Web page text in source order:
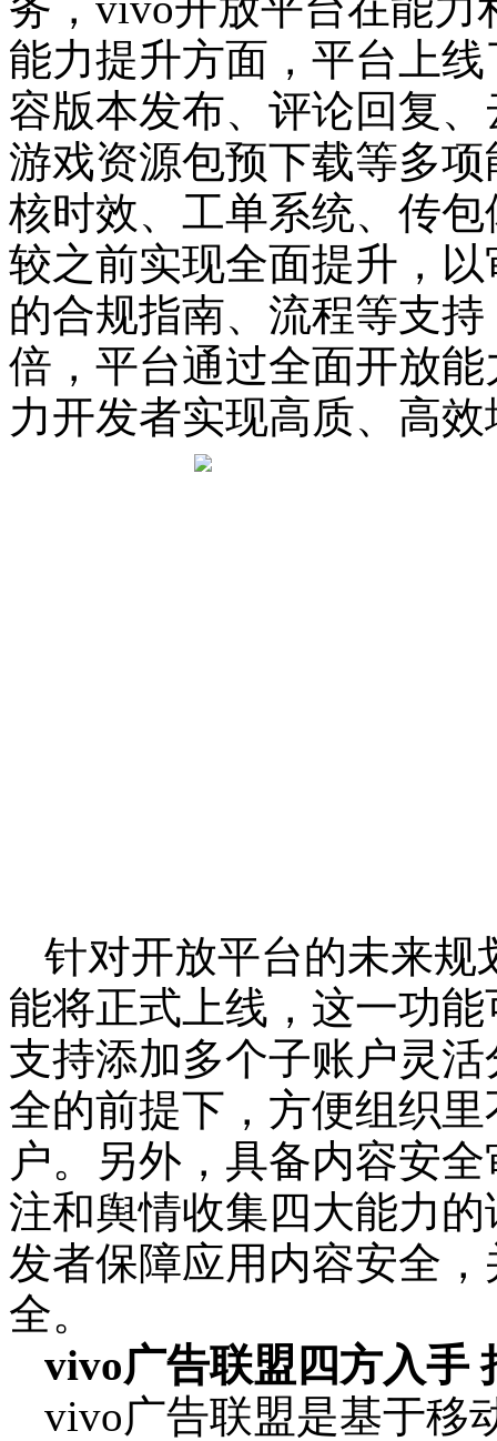
能力提升方面，平台上
容版本发布、评论回复
游戏资源包预下载等多
核时效、工单系统、传
较之前实现全面提升，
的合规指南、流程等支
倍，平台通过全面开放
力开发者实现高质、高
针对开放平台的未来规
能将正式上线，这一功
支持添加多个子账户灵
全的前提下，方便组织
户。另外，具备内容安
注和舆情收集四大能力
发者保障应用内容安全
全。
vivo广告联盟四方入手
vivo广告联盟是基于移